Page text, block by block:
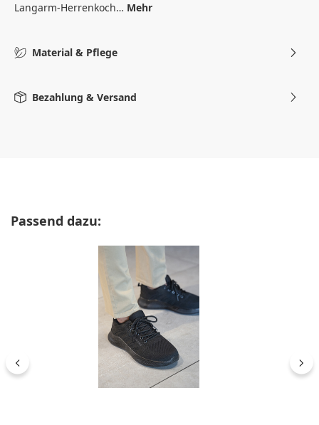
Langarm-Herrenkoch… Mehr
Material & Pflege
Bezahlung & Versand
Produktgalerie überspringen
Passend dazu: